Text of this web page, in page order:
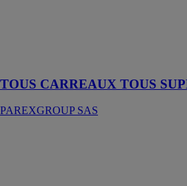
TOUS CARREAUX TOUS
PAREXGROUP SAS